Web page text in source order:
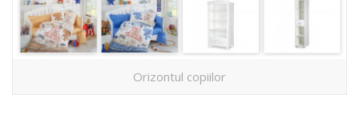
Orizontul copiilor